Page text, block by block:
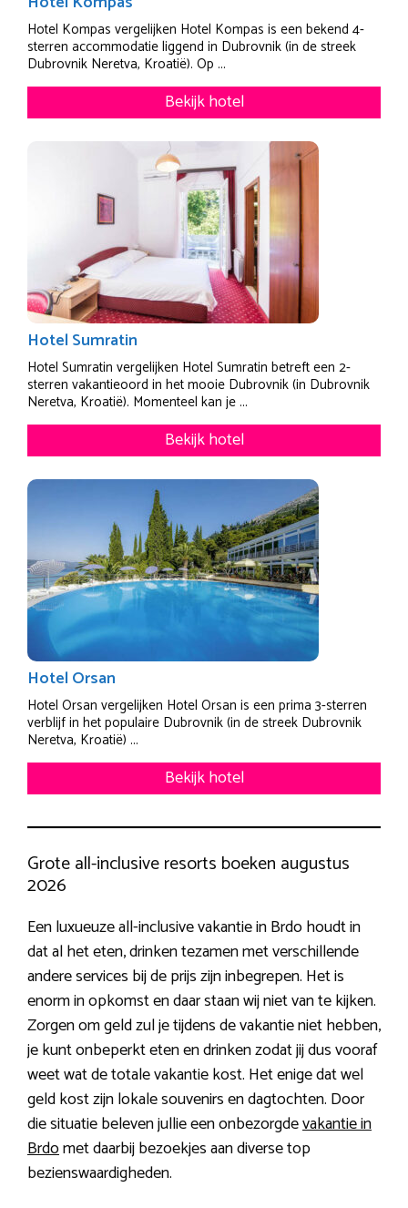
Hotel Kompas vergelijken Hotel Kompas is een bekend 4-
sterren accommodatie liggend in Dubrovnik (in de streek
Dubrovnik Neretva, Kroatië). Op ...
Bekijk hotel
Hotel Sumratin
Hotel Sumratin vergelijken Hotel Sumratin betreft een 2-
sterren vakantieoord in het mooie Dubrovnik (in Dubrovnik
Neretva, Kroatië). Momenteel kan je ...
Bekijk hotel
Hotel Orsan
Hotel Orsan vergelijken Hotel Orsan is een prima 3-sterren
verblijf in het populaire Dubrovnik (in de streek Dubrovnik
Neretva, Kroatië) ...
Bekijk hotel
Grote all-inclusive resorts boeken augustus
2026
Een luxueuze all-inclusive vakantie in Brdo houdt in
dat al het eten, drinken tezamen met verschillende
andere services bij de prijs zijn inbegrepen. Het is
enorm in opkomst en daar staan wij niet van te kijken.
Zorgen om geld zul je tijdens de vakantie niet hebben,
je kunt onbeperkt eten en drinken zodat jij dus vooraf
weet wat de totale vakantie kost. Het enige dat wel
geld kost zijn lokale souvenirs en dagtochten. Door
die situatie beleven jullie een onbezorgdevakantie in
Brdomet daarbij bezoekjes aan diverse top
bezienswaardigheden.